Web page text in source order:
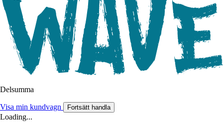
Delsumma
Visa min kundvagn Fortsätt handla
Loading...